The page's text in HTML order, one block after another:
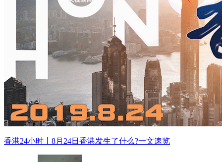
香港24小时丨8月24日香港发生了什么?一文速览